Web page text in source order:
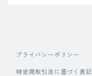
プライバシーポリシー
特定商取引法に基づく表記